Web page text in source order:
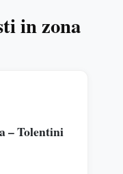
in zona
– Tolentini